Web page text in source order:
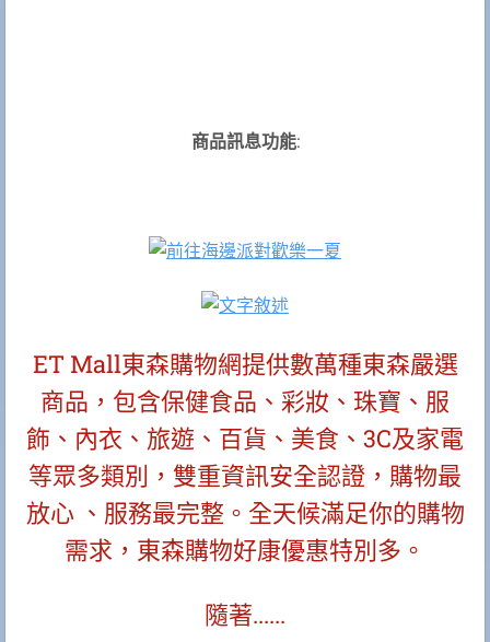
商品訊息功能:
ET Mall東森購物網提供數萬種東森嚴選
商品，包含保健食品、彩妝、珠寶、服
飾、內衣、旅遊、百貨、美食、3C及家電
等眾多類別，雙重資訊安全認證，購物最
放心 、服務最完整。全天候滿足你的購物
需求，東森購物好康優惠特別多。
隨著......